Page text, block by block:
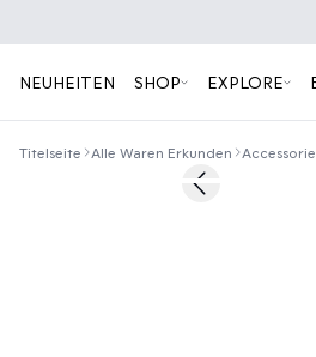
NEUHEITEN SHOP EXPLORE
Titelseite Alle Waren Erkunden
50%Previous slide